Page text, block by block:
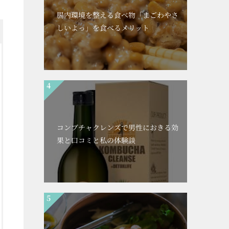
腸内環境を整える食べ物「まごわやさ
しいよっ」を食べるメリット
コンブチャクレンズで男性におきる効
果と口コミと私の体験談